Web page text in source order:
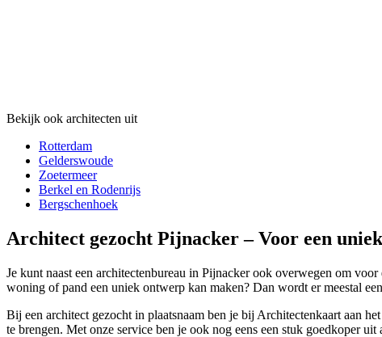
Bekijk ook architecten uit
Rotterdam
Gelderswoude
Zoetermeer
Berkel en Rodenrijs
Bergschenhoek
Architect gezocht Pijnacker – Voor een
Je kunt naast een architectenbureau in Pijnacker ook overwegen om
woning of pand een uniek ontwerp kan maken? Dan wordt er meestal
Bij een architect gezocht in plaatsnaam ben je bij Architectenkaart aan
te brengen. Met onze service ben je ook nog eens een stuk goedkoper